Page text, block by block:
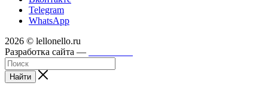
Telegram
WhatsApp
2026 © lellonello.ru
Разработка сайта —
Найти